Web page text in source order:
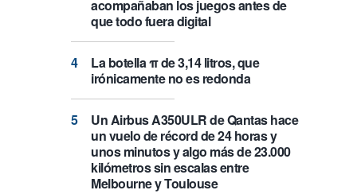
acompañaban los juegos antes de
que todo fuera digital
La botella π de 3,14 litros, que
irónicamente no es redonda
Un Airbus A350ULR de Qantas hace
un vuelo de récord de 24 horas y
unos minutos y algo más de 23.000
kilómetros sin escalas entre
Melbourne y Toulouse